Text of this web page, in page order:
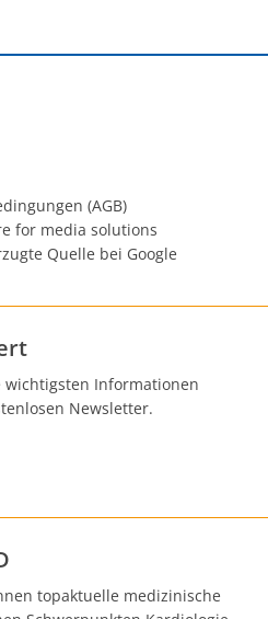
(AGB)
for media solutions
Quelle bei Google
Informationen
Newsletter.
topaktuelle medizinische